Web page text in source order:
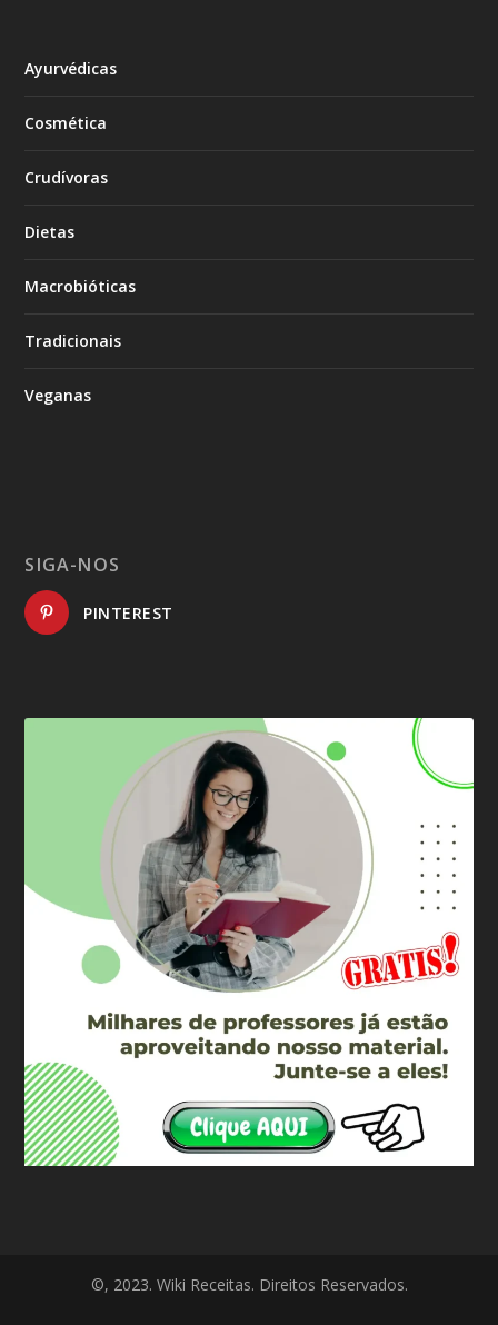
Ayurvédicas
Cosmética
Crudívoras
Dietas
Macrobióticas
Tradicionais
Veganas
SIGA-NOS
PINTEREST
©, 2023. Wiki Receitas. Direitos Reservados.